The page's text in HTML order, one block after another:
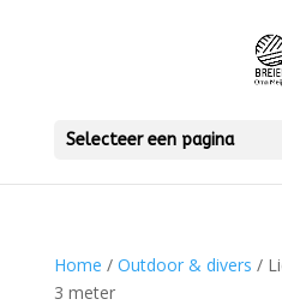
Selecteer een pagina
Home / Outdoor & divers /
3 meter